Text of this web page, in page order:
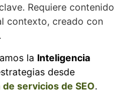
Requiere contenido
contexto, creado con
la Inteligencia
desde
servicios de SEO.